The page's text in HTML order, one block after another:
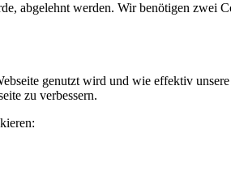
abgelehnt werden. Wir benötigen zwei
genutzt wird und wie effektiv
zu verbessern.